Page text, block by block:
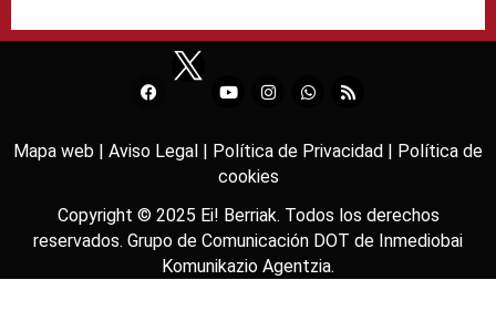
Mapa web | Aviso Legal | Política de Privacidad |
Política de
cookies
Copyright © 2025 Ei! Berriak. Todos los derechos
reservados. Grupo de Comunicación DOT de Inmediobai
Komunikazio Agentzia.